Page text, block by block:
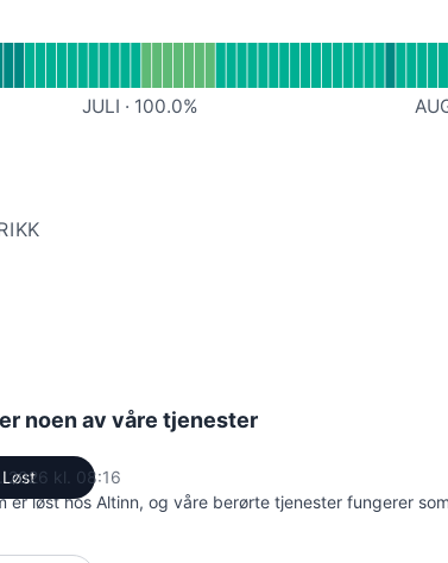
JULI · 100.0%
noen av våre tjenester
Løst
2026 kl. 08:16
er løst hos Altinn, og våre berørte tjenester fungerer